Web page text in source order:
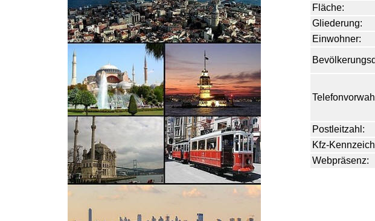
Fläche:
Gliederung:
Einwohner:
Postleitzahl:
Kfz-
Webpräsenz: